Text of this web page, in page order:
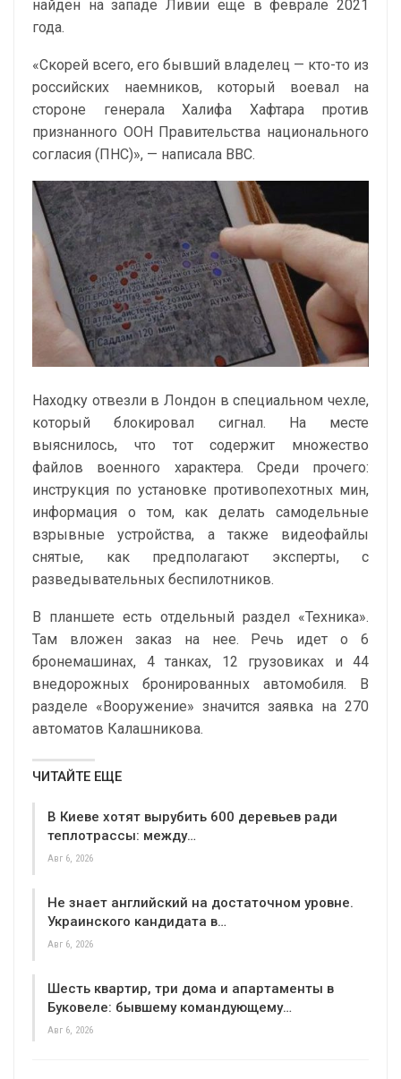
найден на западе Ливии еще в феврале 2021
года.
«Скорей всего, его бывший владелец — кто-то из
российских наемников, который воевал на
стороне генерала Халифа Хафтара против
признанного ООН Правительства национального
согласия (ПНС)», — написала ВВС.
Находку отвезли в Лондон в специальном чехле,
который блокировал сигнал. На месте
выяснилось, что тот содержит множество
файлов военного характера. Среди прочего:
инструкция по установке противопехотных мин,
информация о том, как делать самодельные
взрывные устройства, а также видеофайлы
снятые, как предполагают эксперты, с
разведывательных беспилотников.
В планшете есть отдельный раздел «Техника».
Там вложен заказ на нее. Речь идет о 6
бронемашинах, 4 танках, 12 грузовиках и 44
внедорожных бронированных автомобиля. В
разделе «Вооружение» значится заявка на 270
автоматов Калашникова.
ЧИТАЙТЕ ЕЩЕ
В Киеве хотят вырубить 600 деревьев ради
теплотрассы: между…
Авг 6, 2026
Не знает английский на достаточном уровне.
Украинского кандидата в…
Авг 6, 2026
Шесть квартир, три дома и апартаменты в
Буковеле: бывшему командующему…
Авг 6, 2026